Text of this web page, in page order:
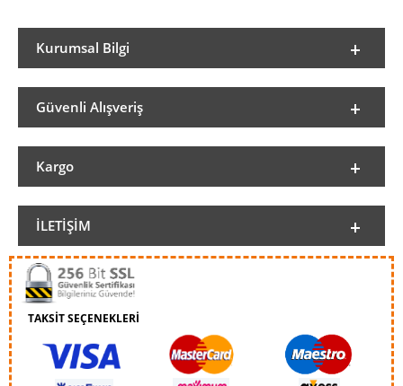
Kurumsal Bilgi
Güvenli Alışveriş
Kargo
İLETIŞIM
TAKSİT SEÇENEKLERİ